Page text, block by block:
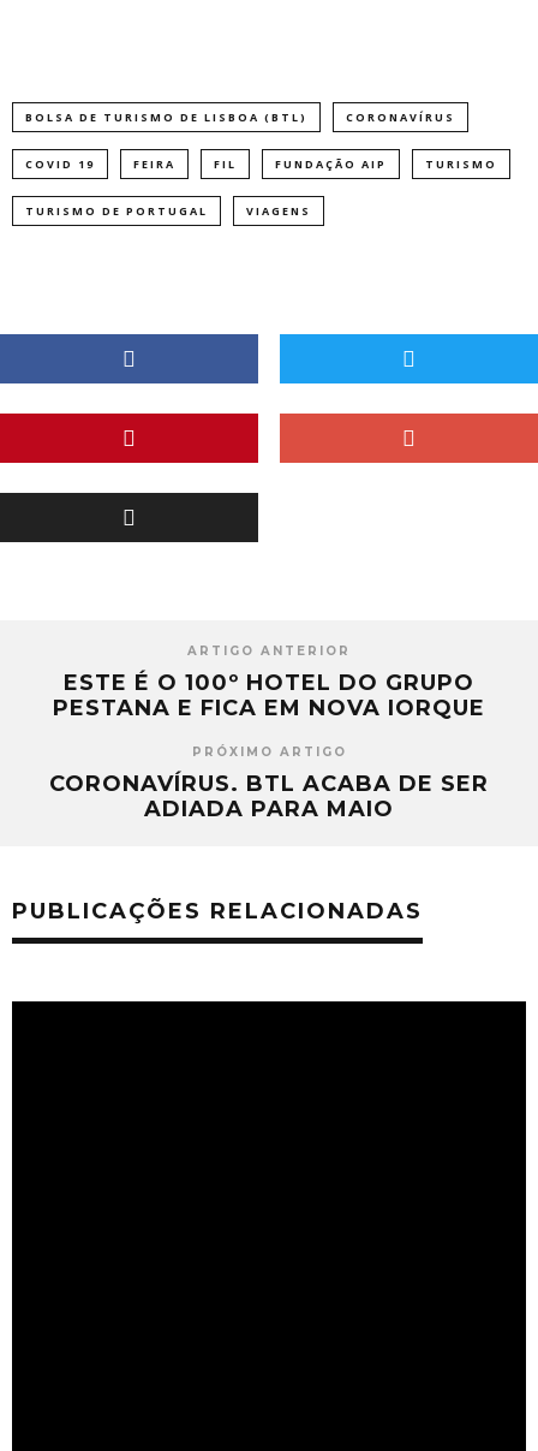
BOLSA DE TURISMO DE LISBOA (BTL) CORONAVÍRUS
COVID 19 FEIRA FIL FUNDAÇÃO AIP TURISMO
TURISMO DE PORTUGAL VIAGENS
ARTIGO ANTERIOR
ESTE É O 100º HOTEL DO GRUPO
PESTANA E FICA EM NOVA IORQUE
PRÓXIMO ARTIGO
CORONAVÍRUS. BTL ACABA DE SER
ADIADA PARA MAIO
PUBLICAÇÕES RELACIONADAS